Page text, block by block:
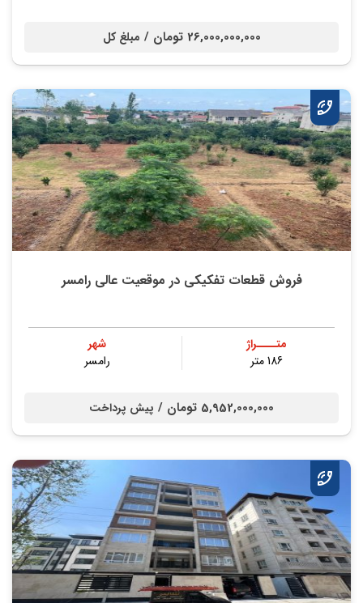
26,000,000,000 تومان / مبلغ کل
فروش قطعات تفکیکی در موقعیت عالی رامسر
متــــراژ
186 متر
شهر
رامسر
5,952,000,000 تومان / پیش پرداخت